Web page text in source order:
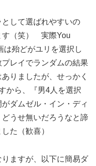
して選ばれやすいの
す（笑） 実際You
は殆どがユリを選択し
レイでランダムの結果
りましたが、せっかく
から、『男4人を選択
ダムゼル・イン・ディ
うせ無いだろうなと諦
た（歓喜）
ますが、以下に簡易ダ